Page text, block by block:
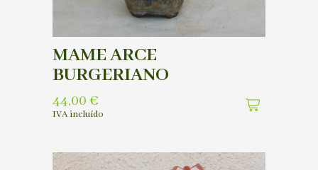
MAME ARCE
BURGERIANO
44,00 €
IVA incluído